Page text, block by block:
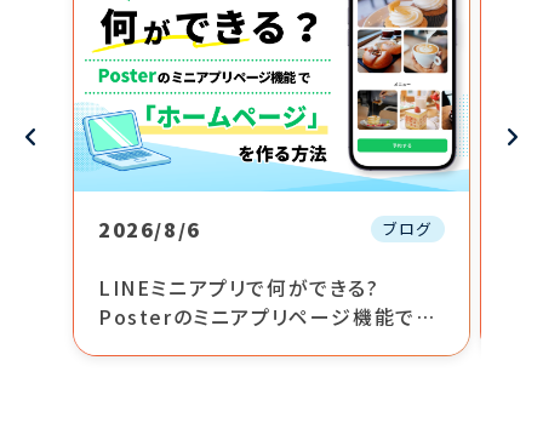
2026/8/6 ブログ
LINEミニアプリで何ができる?
Posterのミニアプリページ機能で